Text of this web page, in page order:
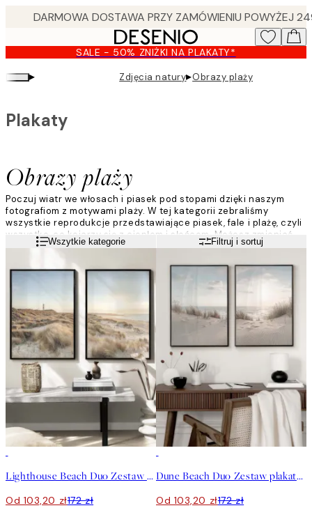
content.
SALE - 50% ZNIŻKI NA PLAKATY*
▸ Zdjęcia natury▸Obrazy plaży
Obrazy plaży
Plakaty
Poczuj wiatr we włosach i piasek pod stopami dzięki naszym
fotografiom z motywami plaży. W tej kategorii zebraliśmy
wszystkie reprodukcje przedstawiające piasek, fale i plażę, czyli
wszystko, co kojarzy się z ciepłem i słońcem. Możesz zmieniać
wystrój domu w zależności od pory roku, albo zostawić na
Czytaj więcejWszytkie kategorie Filtruj i sortuj
Lighthouse Beach Duo Zestaw plakatów
Od 103,20 zł172 zł
Dune Beach Duo Zestaw plakatów
Od 103,20 zł172 zł